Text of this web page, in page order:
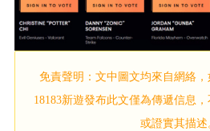
免責聲明：文中圖文均來自網絡
18183新遊發布此文僅為傳遞信息
或證實其描述